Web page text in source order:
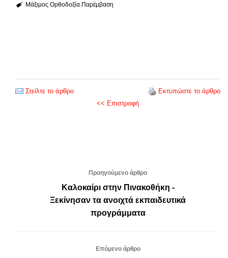
Μάξιμος Ορθοδοξία Παρέμβαση
Στείλτε το άρθρο
Εκτυπώστε το άρθρο
<< Επιστροφή
Προηγούμενο άρθρο
Καλοκαίρι στην Πινακοθήκη -
Ξεκίνησαν τα ανοιχτά εκπαιδευτικά
προγράμματα
Επόμενο άρθρο